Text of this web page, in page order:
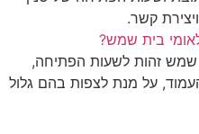
קשר.
בית שמש?
שמש זהות לשעות הפתיחה,
על מנת לצפות בהם גלול